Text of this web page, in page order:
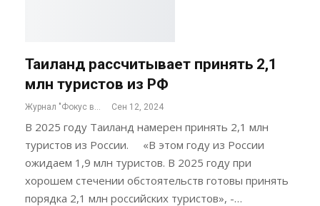
Таиланд рассчитывает принять 2,1
млн туристов из РФ
Журнал "Фокус внимания" Сен 12, 2024
В 2025 году Таиланд намерен принять 2,1 млн
туристов из России. «В этом году из России
ожидаем 1,9 млн туристов. В 2025 году при
хорошем стечении обстоятельств готовы принять
порядка 2,1 млн российских туристов», -…